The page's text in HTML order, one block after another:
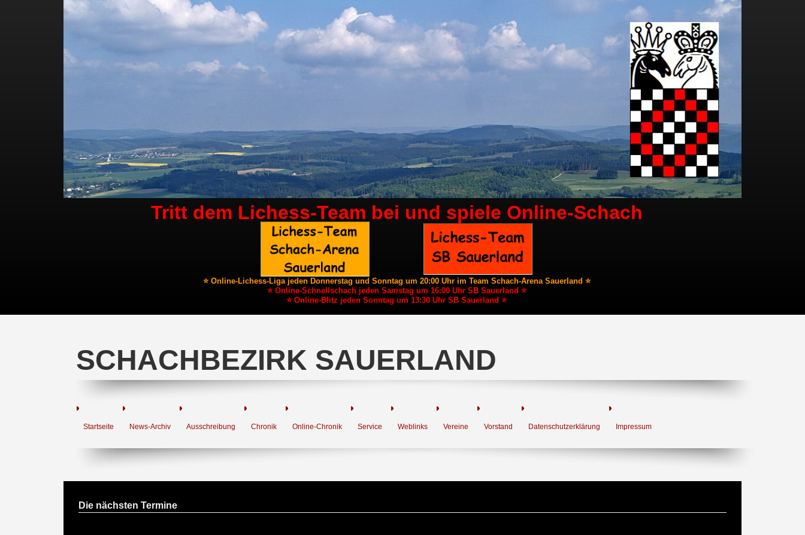
Tritt dem Lichess-Team bei und spiele Online-Schach
⭐ Online-Lichess-Liga jeden Donnerstag und Sonntag um 20:00 Uhr im Team Schach-Arena Sauerland ⭐
⭐ Online-Schnellschach jeden Samstag um 16:00 Uhr SB Sauerland ⭐
⭐ Online-Blitz jeden Sonntag um 13:30 Uhr SB Sauerland ⭐
SCHACHBEZIRK SAUERLAND
Startseite News-Archiv Ausschreibung Chronik Online-Chronik Service Weblinks Vereine Vorstand Datenschutzerklärung Impressum
Die nächsten Termine